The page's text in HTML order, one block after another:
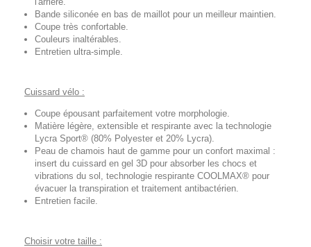
Bande siliconée en bas de maillot pour un meilleur maintien.
Coupe très confortable.
Couleurs inaltérables.
Entretien ultra-simple.
Cuissard vélo :
Coupe épousant parfaitement votre morphologie.
Matière légère, extensible et respirante avec la technologie
Lycra Sport® (80% Polyester et 20% Lycra).
Peau de chamois haut de gamme pour un confort maximal :
insert du cuissard en gel 3D pour absorber les chocs et
vibrations du sol, technologie respirante COOLMAX® pour
évacuer la transpiration et traitement antibactérien.
Entretien facile.
Choisir votre taille :